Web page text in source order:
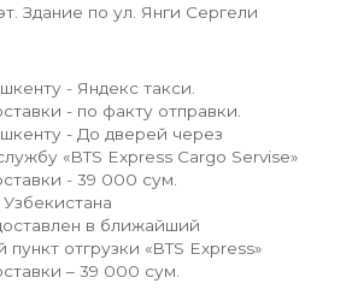
Здание по ул. Янги Сергели
- Яндекс такси.
- по факту отправки.
- До дверей через
«BTS Express Cargo Servise»
- 39 000 сум.
в ближайший
пункт отгрузки «BTS Express»
– 39 000 сум.